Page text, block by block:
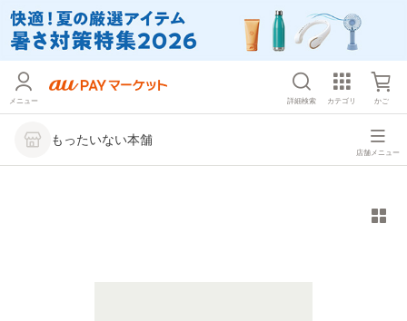
メニュー 詳細検索 カテゴリ かご
もったいない本舗
店舗メニュー